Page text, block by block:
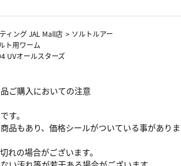
ィング JAL Mall店 > ソルトルアー
ト用ワーム
UVオールスターズ
ご購入においての注意
す。
品もあり、価格シールがついている事がありま
れの場合がございます。